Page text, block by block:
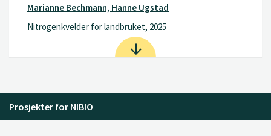
Marianne Bechmann, Hanne Ugstad
Nitrogenkvelder for landbruket, 2025
Prosjekter for NIBIO